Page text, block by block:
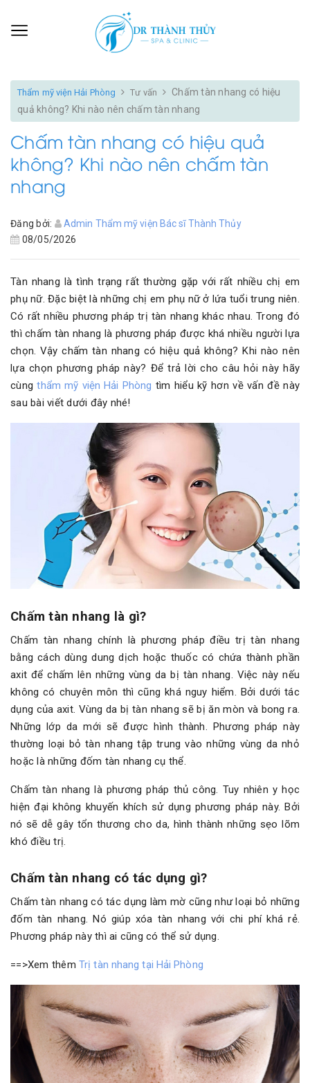
Thẩm mỹ viện Hải Phòng Tư vấn
Chấm tàn nhang có hiệu
quả không? Khi nào nên chấm tàn nhang
Chấm tàn nhang có hiệu quả
không? Khi nào nên chấm tàn
nhang
Đăng bởi:
Admin Thẩm mỹ viện Bác sĩ Thành Thủy
08/05/2026
Tàn nhang là tình trạng rất thường gặp với rất nhiều chị em
phụ nữ. Đặc biệt là những chị em phụ nữ ở lứa tuổi trung niên.
Có rất nhiều phương pháp trị tàn nhang khác nhau. Trong đó
thì chấm tàn nhang là phương pháp được khá nhiều người lựa
chọn. Vậy chấm tàn nhang có hiệu quả không? Khi nào nên
lựa chọn phương pháp này? Để trả lời cho câu hỏi này hãy
cùngthẩm mỹ viện Hải Phòng tìm hiểu kỹ hơn về vấn đề này
sau bài viết dưới đây nhé!
Chấm tàn nhang là gì?
Chấm tàn nhang chính là phương pháp điều trị tàn nhang
bằng cách dùng dung dịch hoặc thuốc có chứa thành phần
axit để chấm lên những vùng da bị tàn nhang. Việc này nếu
không có chuyên môn thì cũng khá nguy hiểm. Bởi dưới tác
dụng của axit. Vùng da bị tàn nhang sẽ bị ăn mòn và bong ra.
Những lớp da mới sẽ được hình thành. Phương pháp này
thường loại bỏ tàn nhang tập trung vào những vùng da nhỏ
hoặc là những đốm tàn nhang cụ thể.
Chấm tàn nhang là phương pháp thủ công. Tuy nhiên y học
hiện đại không khuyến khích sử dụng phương pháp này. Bởi
nó sẽ dễ gây tổn thương cho da, hình thành những sẹo lõm
khó điều trị.
Chấm tàn nhang có tác dụng gì?
Chấm tàn nhang có tác dụng làm mờ cũng như loại bỏ những
đốm tàn nhang. Nó giúp xóa tàn nhang với chi phí khá rẻ.
Phương pháp này thì ai cũng có thể sử dụng.
==>Xem thêm Trị tàn nhang tại Hải Phòng